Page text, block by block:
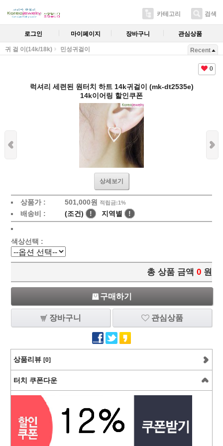
카테고리 검색
로그인 마이페이지 장바구니 관심상품
귀 걸 이(14k/18k) 민성귀걸이 Recent
0
럭셔리 세련된 원터치 하트 14k귀걸이 (mk-dt2535e)
14k이어링 할인쿠폰
상세보기
상품가 : 501,000원 적립금:1%
배송비 : (조건) ! 지역별 !
색상선택 :
총 상품 금액 0 원
구매하기
장바구니 관심상품
상품리뷰 [0]
터치 쿠폰다운